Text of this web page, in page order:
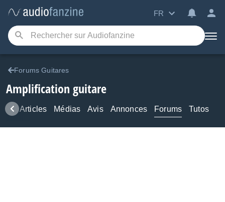
FR
Forums Guitares
Amplification guitare
Articles Médias Avis Annonces Forums Tutos